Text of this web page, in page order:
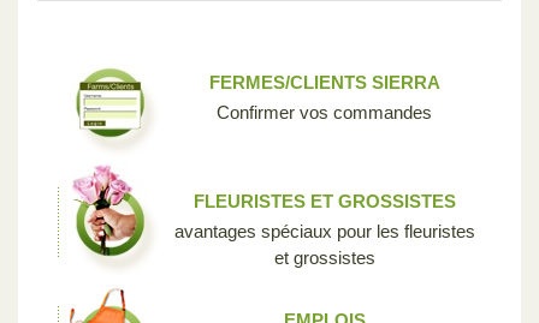
FERMES/CLIENTS SIERRA
Confirmer vos commandes
FLEURISTES ET GROSSISTES
avantages spéciaux pour les fleuristes
et grossistes